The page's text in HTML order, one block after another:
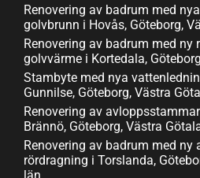
Renovering av badrum med
golvbrunn i Hovås, Göteborg,
Renovering av badrum med ny
golvvärme i Kortedala,
Stambyte med nya
Gunnilse, Göteborg, Västra
Renovering av
Brännö, Göteborg, Västra
Renovering av badrum med ny
rördragning i Torslanda,